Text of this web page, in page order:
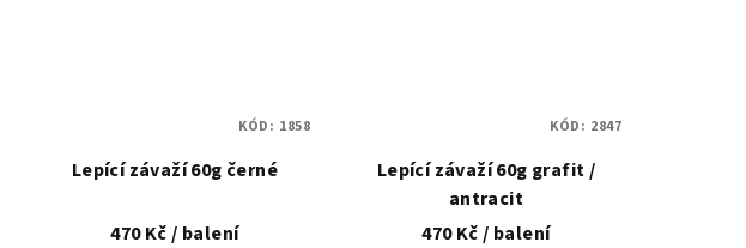
Lepící závaží 60g černé
470 Kč/ balení
KÓD: 1858
Lepící závaží 60g grafit /
antracit
470 Kč/ balení
KÓD: 2847